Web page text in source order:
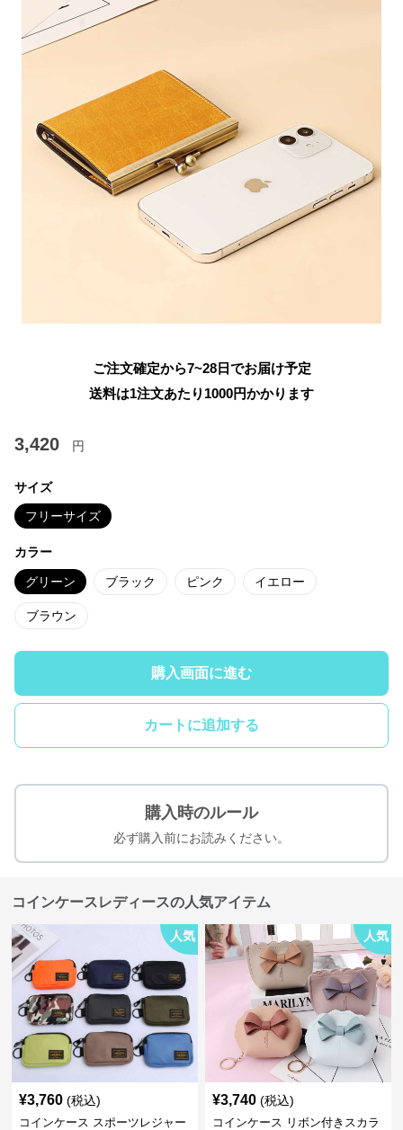
ご注文確定から7~28日でお届け予定
送料は1注文あたり 1000円かかります
3,420 円
サイズ
フリーサイズ
カラー
グリーン ブラック ピンク イエロー
ブラウン
購入画面に進む
カートに追加する
購入時のルール
必ず購入前にお読みください。
コインケースレディースの人気アイテム
人気
¥3,760 (税込)
コインケース スポーツレジャー
人気
¥3,740 (税込)
コインケース リボン付きスカラ